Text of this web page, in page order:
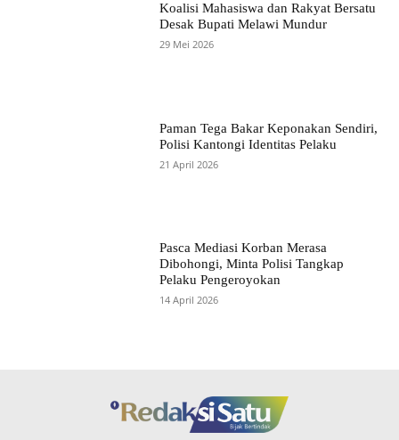
Koalisi Mahasiswa dan Rakyat Bersatu
Desak Bupati Melawi Mundur
29 Mei 2026
Paman Tega Bakar Keponakan Sendiri,
Polisi Kantongi Identitas Pelaku
21 April 2026
Pasca Mediasi Korban Merasa
Dibohongi, Minta Polisi Tangkap
Pelaku Pengeroyokan
14 April 2026